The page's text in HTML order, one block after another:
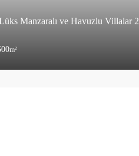
Manzaralı ve Havuzlu Villalar 2
m²